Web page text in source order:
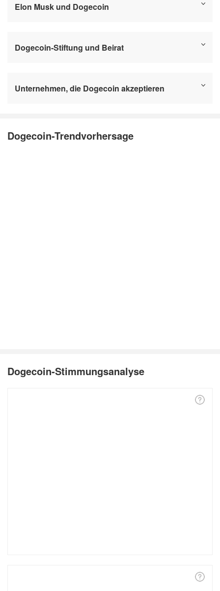
Elon Musk und Dogecoin
Dogecoin-Stiftung und Beirat
Unternehmen, die Dogecoin akzeptieren
Dogecoin-Trendvorhersage
Dogecoin-Stimmungsanalyse